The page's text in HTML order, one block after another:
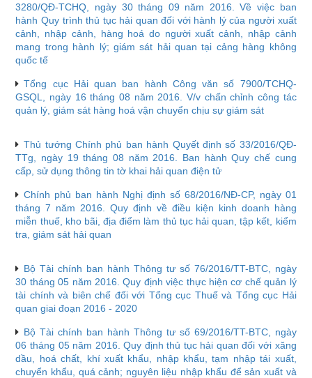
3280/QĐ-TCHQ, ngày 30 tháng 09 năm 2016. Về việc ban
hành Quy trình thủ tục hải quan đối với hành lý của người xuất
cảnh, nhập cảnh, hàng hoá do người xuất cảnh, nhập cảnh
mang trong hành lý; giám sát hải quan tại cảng hàng không
quốc tế
Tổng cục Hải quan ban hành Công văn số 7900/TCHQ-
GSQL, ngày 16 tháng 08 năm 2016. V/v chấn chỉnh công tác
quản lý, giám sát hàng hoá vận chuyển chịu sự giám sát
Thủ tướng Chính phủ ban hành Quyết định số 33/2016/QĐ-
TTg, ngày 19 tháng 08 năm 2016. Ban hành Quy chế cung
cấp, sử dụng thông tin tờ khai hải quan điện tử
Chính phủ ban hành Nghị định số 68/2016/NĐ-CP, ngày 01
tháng 7 năm 2016. Quy định về điều kiện kinh doanh hàng
miễn thuế, kho bãi, địa điểm làm thủ tục hải quan, tập kết, kiểm
tra, giám sát hải quan
Bộ Tài chính ban hành Thông tư số 76/2016/TT-BTC, ngày
30 tháng 05 năm 2016. Quy định việc thực hiện cơ chế quản lý
tài chính và biên chế đối với Tổng cục Thuế và Tổng cục Hải
quan giai đoạn 2016 - 2020
Bộ Tài chính ban hành Thông tư số 69/2016/TT-BTC, ngày
06 tháng 05 năm 2016. Quy định thủ tục hải quan đối với xăng
dầu, hoá chất, khí xuất khẩu, nhập khẩu, tạm nhập tái xuất,
chuyển khẩu, quá cảnh; nguyên liệu nhập khẩu để sản xuất và